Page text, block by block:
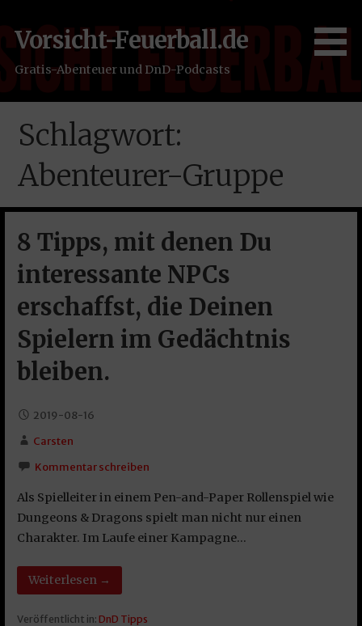
Inhalt
springen
Vorsicht-Feuerball.de
Gratis-Abenteuer und DnD-Podcasts
Schlagwort:
Abenteurer-Gruppe
8 Tipps, mit denen Du
interessante NPCs
erschaffst, die Deinen
Spielern im Gedächtnis
bleiben.
2019-08-16
Carsten
Kommentar schreiben
Als Spielleiter in einem Pen-and-Paper Rollenspiel wie
Dungeons & Dragons spielt man nicht nur einen
Charakter. Im Laufe einer Kampagne…
Weiterlesen →
Veröffentlicht in: DnD Tipps